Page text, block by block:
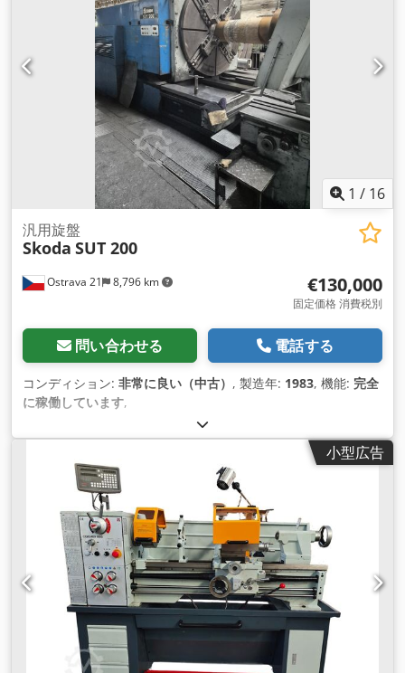
1 / 16
Ostrava 21 8,796 km
汎用旋盤
Skoda SUT 200
€130,000
固定価格 消費税別
問い合わせる 電話する
コンディション: 非常に良い（中古） , 製造年: 1983, 機能: 完全
に稼働しています,
小型広告